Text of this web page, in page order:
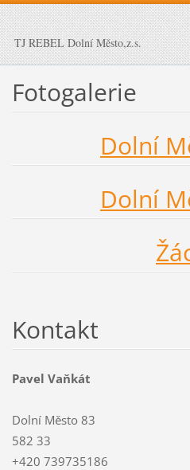
TJ REBEL Dolní Město,z.s.
Fotogalerie
Dolní
Dolní
Kontakt
Pavel Vaňkát
Dolní Město 83
582 33
+420 739735186